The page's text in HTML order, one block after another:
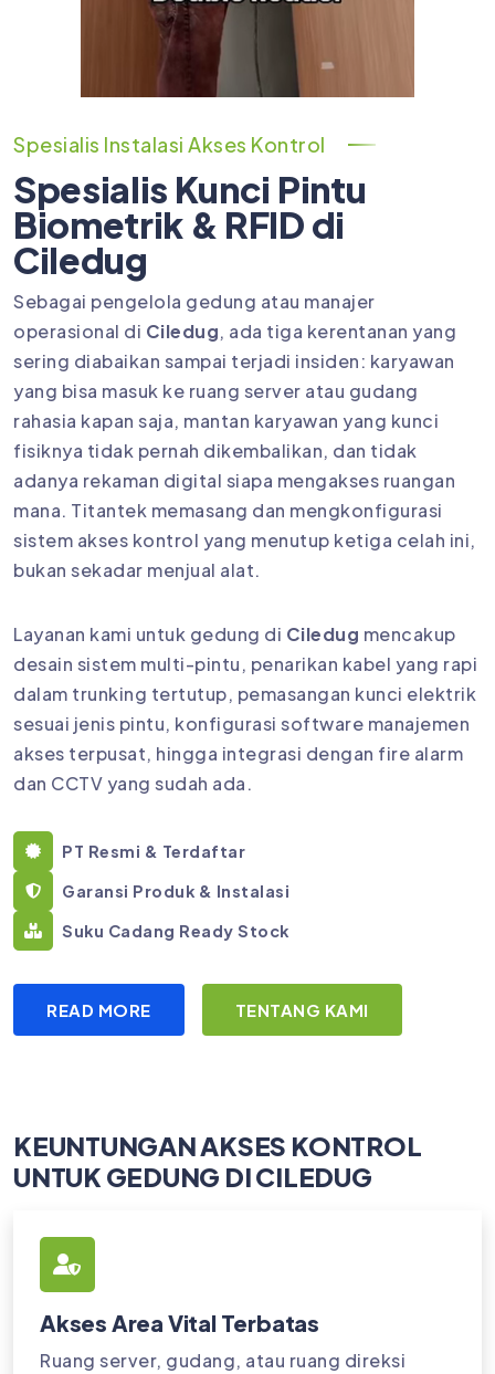
Spesialis Instalasi Akses Kontrol
Spesialis Kunci Pintu
Biometrik & RFID di
Ciledug
Sebagai pengelola gedung atau manajer
operasional di Ciledug, ada tiga kerentanan yang
sering diabaikan sampai terjadi insiden: karyawan
yang bisa masuk ke ruang server atau gudang
rahasia kapan saja, mantan karyawan yang kunci
fisiknya tidak pernah dikembalikan, dan tidak
adanya rekaman digital siapa mengakses ruangan
mana. Titantek memasang dan mengkonfigurasi
sistem akses kontrol yang menutup ketiga celah ini,
bukan sekadar menjual alat.
Layanan kami untuk gedung di Ciledug mencakup
desain sistem multi-pintu, penarikan kabel yang rapi
dalam trunking tertutup, pemasangan kunci elektrik
sesuai jenis pintu, konfigurasi software manajemen
akses terpusat, hingga integrasi dengan fire alarm
dan CCTV yang sudah ada.
PT Resmi & Terdaftar
Garansi Produk & Instalasi
Suku Cadang Ready Stock
READ MORE TENTANG KAMI
KEUNTUNGAN AKSES KONTROL
UNTUK GEDUNG DI CILEDUG
Akses Area Vital Terbatas
Ruang server, gudang, atau ruang direksi